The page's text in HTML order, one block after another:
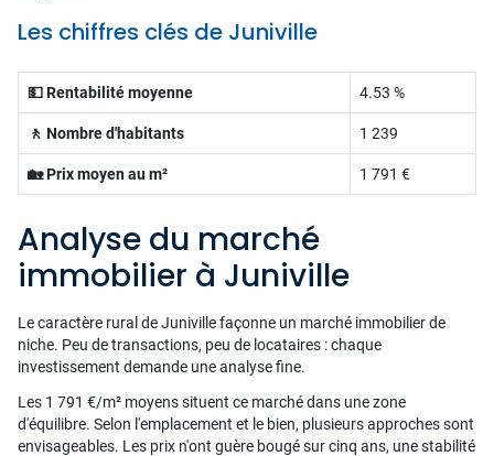
Les chiffres clés de Juniville
💵 Rentabilité moyenne 4.53 %
🚶 Nombre d'habitants 1 239
🏡 Prix moyen au m² 1 791 €
Analyse du marché
immobilier à Juniville
Le caractère rural de Juniville façonne un marché immobilier de
niche. Peu de transactions, peu de locataires : chaque
investissement demande une analyse fine.
Les 1 791 €/m² moyens situent ce marché dans une zone
d'équilibre. Selon l'emplacement et le bien, plusieurs approches sont
envisageables. Les prix n'ont guère bougé sur cinq ans, une stabilité